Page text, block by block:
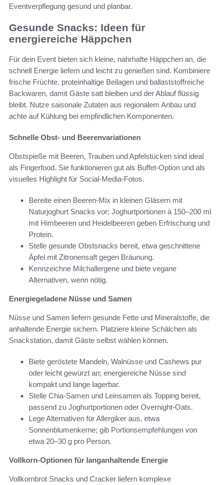
Eventverpflegung gesund und planbar.
Gesunde Snacks: Ideen für
energiereiche Häppchen
Für dein Event bieten sich kleine, nahrhafte Häppchen an, die
schnell Energie liefern und leicht zu genießen sind. Kombiniere
frische Früchte, proteinhaltige Beilagen und ballaststoffreiche
Backwaren, damit Gäste satt bleiben und der Ablauf flüssig
bleibt. Nutze saisonale Zutaten aus regionalem Anbau und
achte auf Kühlung bei empfindlichen Komponenten.
Schnelle Obst- und Beerenvariationen
Obstspieße mit Beeren, Trauben und Apfelstücken sind ideal
als Fingerfood. Sie funktionieren gut als Buffet-Option und als
visuelles Highlight für Social-Media-Fotos.
Bereite einen Beeren-Mix in kleinen Gläsern mit
Naturjoghurt Snacks vor; Joghurtportionen à 150–200 ml
mit Himbeeren und Heidelbeeren geben Erfrischung und
Protein.
Stelle gesunde Obstsnacks bereit, etwa geschnittene
Äpfel mit Zitronensaft gegen Bräunung.
Kennzeichne Milchallergene und biete vegane
Alternativen, wenn nötig.
Energiegeladene Nüsse und Samen
Nüsse und Samen liefern gesunde Fette und Mineralstoffe, die
anhaltende Energie sichern. Platziere kleine Schälchen als
Snackstation, damit Gäste selbst wählen können.
Biete geröstete Mandeln, Walnüsse und Cashews pur
oder leicht gewürzt an; energiereiche Nüsse sind
kompakt und lange lagerbar.
Stelle Chia-Samen und Leinsamen als Topping bereit,
passend zu Joghurtportionen oder Overnight-Oats.
Lege Alternativen für Allergiker aus, etwa
Sonnenblumenkerne; gib Portionsempfehlungen von
etwa 20–30 g pro Person.
Vollkorn-Optionen für langanhaltende Energie
Vollkornbrot Snacks und Cracker liefern komplexe